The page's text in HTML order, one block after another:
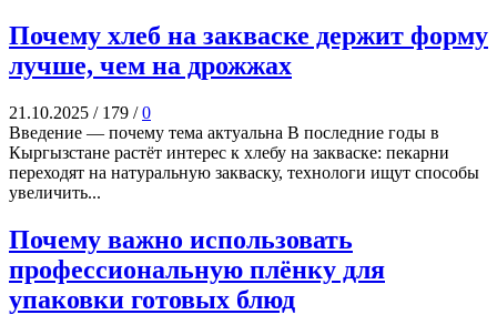
Почему хлеб на закваске держит форму
лучше, чем на дрожжах
21.10.2025 / 179 / 0
Введение — почему тема актуальна В последние годы в
Кыргызстане растёт интерес к хлебу на закваске: пекарни
переходят на натуральную закваску, технологи ищут способы
увеличить...
Почему важно использовать
профессиональную плёнку для
упаковки готовых блюд